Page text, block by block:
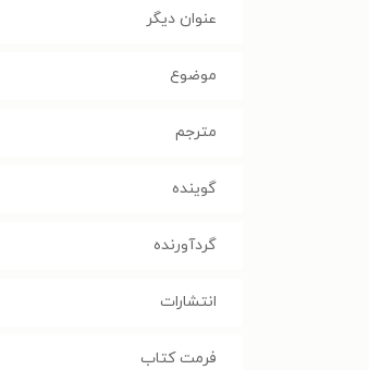
عنوان دیگر
موضوع
مترجم
گوینده
گردآورنده
انتشارات
فرمت کتاب